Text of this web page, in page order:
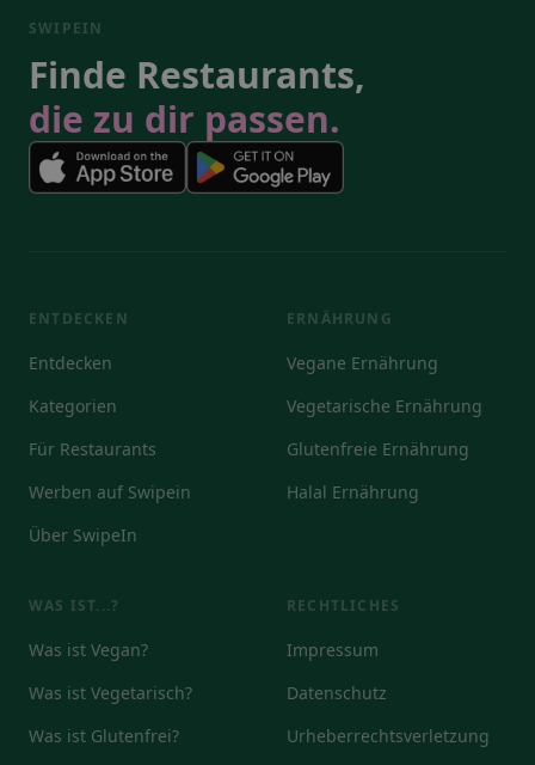
SWIPEIN
Finde Restaurants,
die zu dir passen.
ENTDECKEN
Entdecken
Kategorien
Für Restaurants
Werben auf Swipein
Über SwipeIn
ERNÄHRUNG
Vegane Ernährung
Vegetarische Ernährung
Glutenfreie Ernährung
Halal Ernährung
WAS IST...?
Was ist Vegan?
Was ist Vegetarisch?
Was ist Glutenfrei?
RECHTLICHES
Impressum
Datenschutz
Urheberrechtsverletzung